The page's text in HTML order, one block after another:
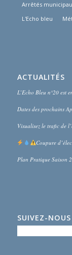
Arrêtés
L'Echo bleu
ACTUALITÉS
L’Echo Bleu n°20 est
Dates des prochains
Visualisez le trafic de
Coupure
Plan Pratique Saison
SUIVEZ-